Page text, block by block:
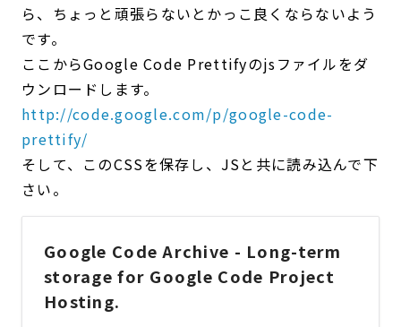
ら、ちょっと頑張らないとかっこ良くならないよう
です。
ここからGoogle Code Prettifyのjsファイルをダ
ウンロードします。
http://code.google.com/p/google-code-
prettify/
そして、このCSSを保存し、JSと共に読み込んで下
さい。
Google Code Archive - Long-term
storage for Google Code Project
Hosting.